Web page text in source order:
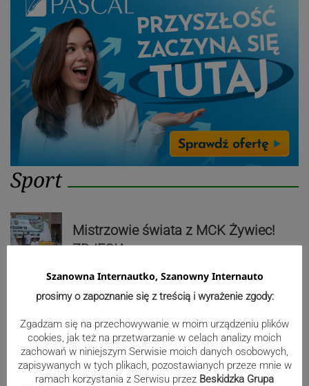
Sport
Mistrzowie świata z MCK Żywiec!
ZDJĘCIA
punkty. Liderzy mistrzostw
wystartują w Rajdzie Rzeszowskim
Szanowna Internautko, Szanowny Internauto
prosimy o zapoznanie się z treścią i wyrażenie zgody:
Zgadzam się na przechowywanie w moim urządzeniu plików
cookies, jak też na przetwarzanie w celach analizy moich
zachowań w niniejszym Serwisie moich danych osobowych,
zapisywanych w tych plikach, pozostawianych przeze mnie w
ramach korzystania z Serwisu przez Beskidzka Grupa